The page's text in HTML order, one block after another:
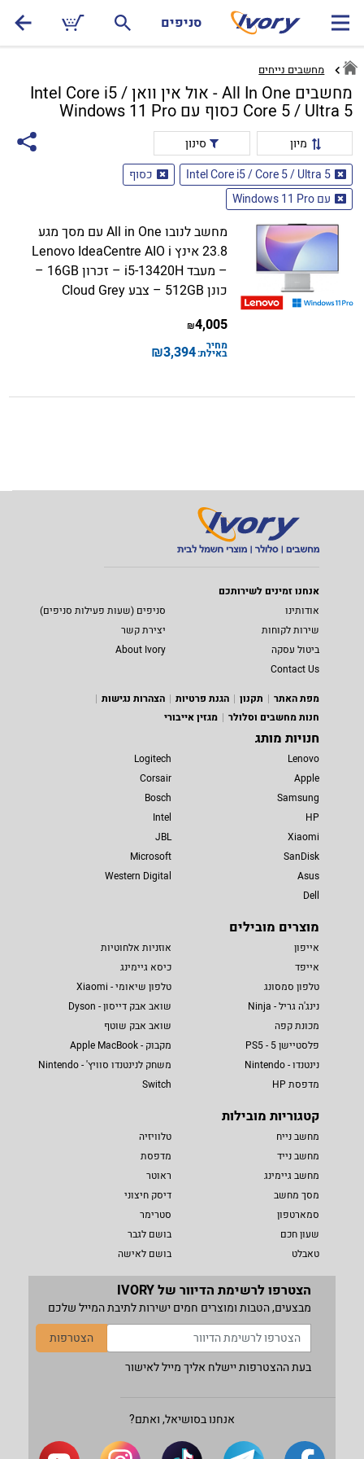
סניפים
מחשבים נייחים
מחשבים All In One - אול אין וואן Intel Core i5 /
Core 5 / Ultra 5 כסוף עם Windows 11 Pro
מיון
סינון
Intel Core i5 / Core 5 / Ultra 5
כסוף
עם Windows 11 Pro
מחשב לנובו All in One עם מסך מגע
23.8 אינץ Lenovo IdeaCentre AIO i
– מעבד i5-13420H – זכרון 16GB –
כונן 512GB – צבע Cloud Grey
4,005
₪
מחיר
באילת:3,394
₪
אנחנו זמינים לשירותכם
אודותינו
סניפים (שעות פעילות סניפים)
שירות לקוחות
יצירת קשר
ביטול עסקה
About Ivory
Contact Us
מפת האתר
תקנון הגנת פרטיות
הצהרות נגישות
חנות מחשבים וסלולר
מגזין אייבורי
חנויות מותג
Lenovo
Apple
Samsung
HP
Xiaomi
SanDisk
Asus
Dell
Logitech
Corsair
Bosch
Intel
JBL
Microsoft
Western Digital
מוצרים מובילים
אייפון
אייפד
טלפון סמסונג
נינג'ה גריל - Ninja
מכונת קפה
פלסטיישן 5 - PS5
נינטנדו - Nintendo
מדפסת HP
אוזניות אלחוטיות
כיסא גיימינג
טלפון שיאומי - Xiaomi
שואב אבק דייסון - Dyson
שואב אבק שוטף
מקבוק - Apple MacBook
משחק לנינטנדו סוויץ' - Nintendo
Switch
קטגוריות מובילות
מחשב נייח
מחשב נייד
מחשב גיימינג
מסך מחשב
סמארטפון
שעון חכם
טאבלט
טלוויזיה
מדפסת
ראוטר
דיסק חיצוני
סטרימר
בושם לגבר
בושם לאישה
הצטרפו לרשימת הדיוור של IVORY
מבצעים, הטבות ומוצרים חמים ישירות לתיבת המייל שלכם
הצטרפות
בעת ההצטרפות יישלח אליך מייל לאישור
אנחנו בסושיאל, ואתם?